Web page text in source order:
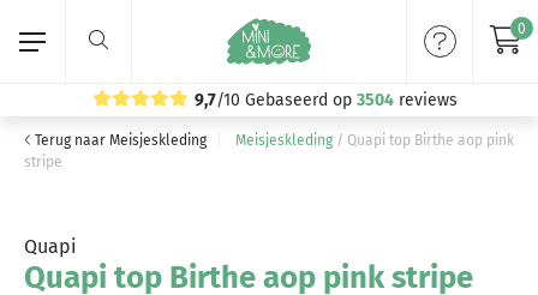
9,7/10 Gebaseerd op 3504 reviews
0
Jongenskleding
Terug naar Meisjeskleding Meisjeskleding / Quapi top Birthe aop pink
stripe
Quapi
Quapi top Birthe aop pink stripe